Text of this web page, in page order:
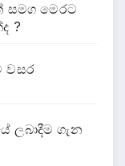
සමග මෙරට
?
වසර
ලබාදීම ගැන